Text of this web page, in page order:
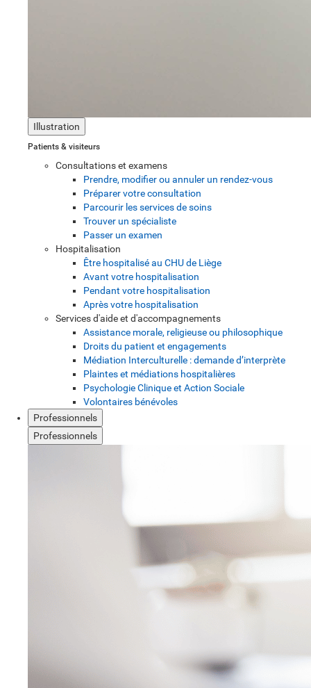
Illustration
Patients & visiteurs
Consultations et examens
Prendre, modifier ou annuler un rendez-vous
Préparer votre consultation
Parcourir les services de soins
Trouver un spécialiste
Passer un examen
Hospitalisation
Être hospitalisé au CHU de Liège
Avant votre hospitalisation
Pendant votre hospitalisation
Après votre hospitalisation
Services d'aide et d'accompagnements
Assistance morale, religieuse ou philosophique
Droits du patient et engagements
Médiation Interculturelle : demande d’interprète
Plaintes et médiations hospitalières
Psychologie Clinique et Action Sociale
Volontaires bénévoles
Professionnels
Professionnels